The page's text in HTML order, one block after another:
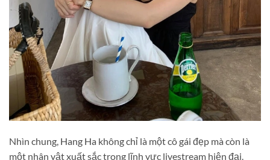
Nhìn chung, Hang Ha không chỉ là một cô gái đẹp mà còn là
một nhân vật xuất sắc trong lĩnh vực livestream hiện đại.